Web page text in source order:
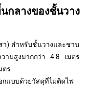
ลางของชั้นวาง
า) สำหรับชั้นวางและชาน
ามสูงมากกว่า 4.8 เมตร
ตร
กแบบด้วยวัสดุที่ไม่ติดไฟ